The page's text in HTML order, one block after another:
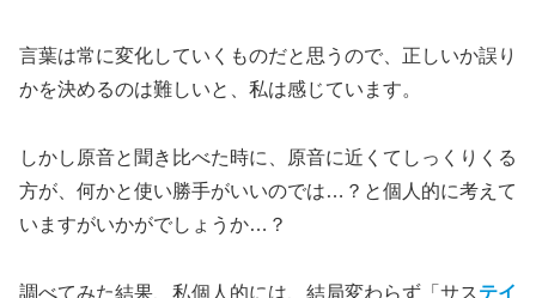
言葉は常に変化していくものだと思うので、正しいか誤り
かを決めるのは難しいと、私は感じています。
しかし原音と聞き比べた時に、原音に近くてしっくりくる
方が、何かと使い勝手がいいのでは…？と個人的に考えて
いますがいかがでしょうか…？
調べてみた結果、私個人的には、結局変わらず「サステイ